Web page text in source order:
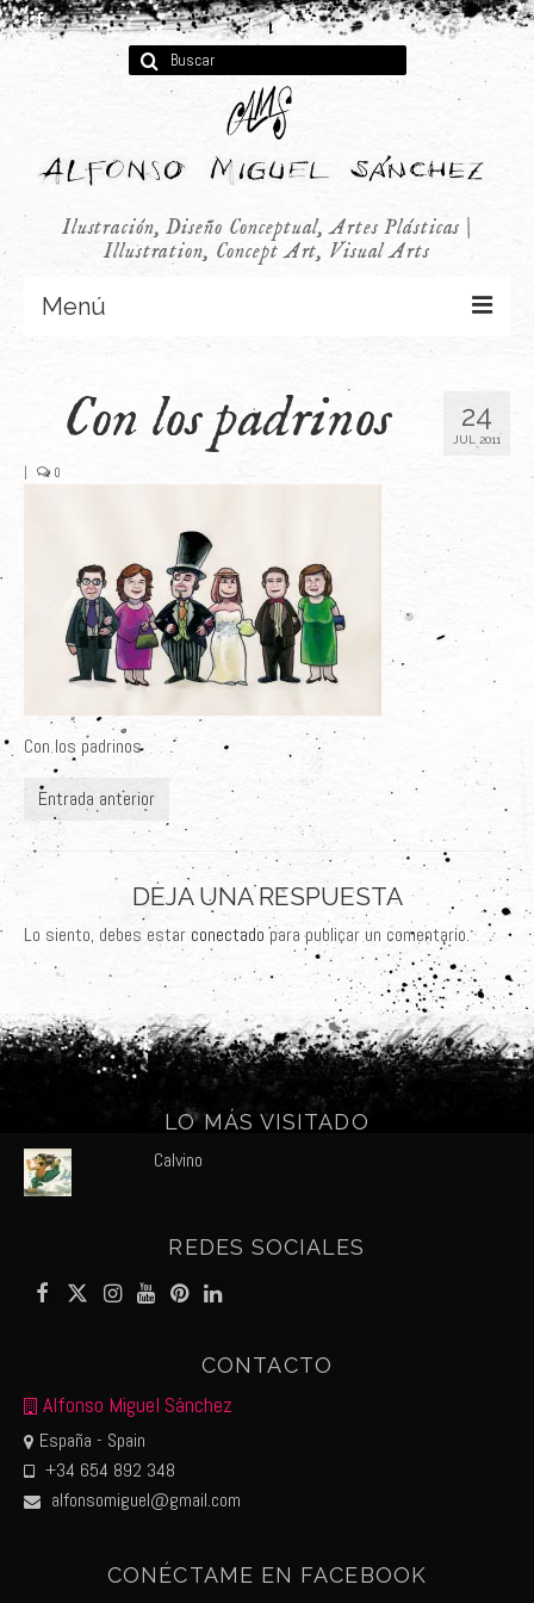
Buscar
por:
Ilustración, Diseño Conceptual, Artes Plásticas |
Illustration, Concept Art, Visual Arts
Menú
Infantil
Audiovisual
Últimos Proyectos
Sobre el Autor
Clientes
Adquiere su Obra
24
JUL 2011
Con los padrinos
| 0
Con los padrinos
Entrada anterior
DEJA UNA RESPUESTA
Lo siento, debes estar conectadopara publicar un comentario.
LO MÁS VISITADO
Calvino
REDES SOCIALES
CONTACTO
Alfonso Miguel Sánchez
España - Spain
+34 654 892 348
alfonsomiguel@gmail.com
CONÉCTAME EN FACEBOOK